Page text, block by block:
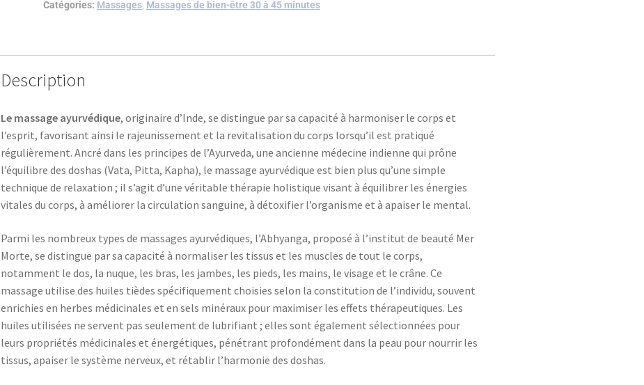
Catégories: Massages, Massages de bien-être 30 à 45 minutes
Description
Le massage ayurvédique, originaire d’Inde, se distingue par sa capacité à harmoniser le corps et
l’esprit, favorisant ainsi le rajeunissement et la revitalisation du corps lorsqu’il est pratiqué
régulièrement. Ancré dans les principes de l’Ayurveda, une ancienne médecine indienne qui prône
l’équilibre des doshas (Vata, Pitta, Kapha), le massage ayurvédique est bien plus qu’une simple
technique de relaxation ; il s’agit d’une véritable thérapie holistique visant à équilibrer les énergies
vitales du corps, à améliorer la circulation sanguine, à détoxifier l’organisme et à apaiser le mental.
Parmi les nombreux types de massages ayurvédiques, l’Abhyanga, proposé à l’institut de beauté Mer
Morte, se distingue par sa capacité à normaliser les tissus et les muscles de tout le corps,
notamment le dos, la nuque, les bras, les jambes, les pieds, les mains, le visage et le crâne. Ce
massage utilise des huiles tièdes spécifiquement choisies selon la constitution de l’individu, souvent
enrichies en herbes médicinales et en sels minéraux pour maximiser les effets thérapeutiques. Les
huiles utilisées ne servent pas seulement de lubrifiant ; elles sont également sélectionnées pour
leurs propriétés médicinales et énergétiques, pénétrant profondément dans la peau pour nourrir les
tissus, apaiser le système nerveux, et rétablir l’harmonie des doshas.